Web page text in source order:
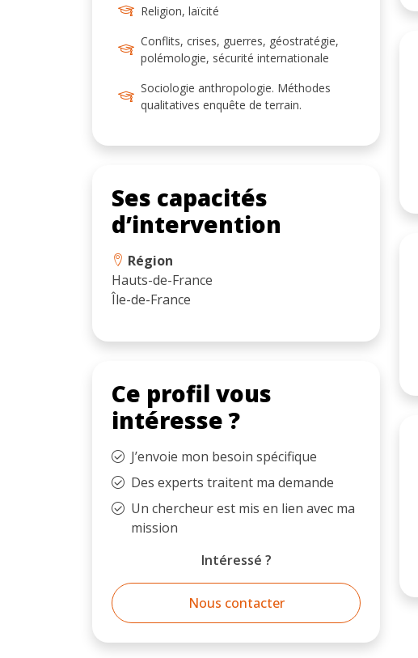
Religion, laïcité
Conflits, crises, guerres, géostratégie,
polémologie, sécurité internationale
Sociologie anthropologie. Méthodes
qualitatives enquête de terrain.
Ses capacités
d’intervention
Région
Hauts-de-France
Île-de-France
Ce profil vous
intéresse ?
J’envoie mon besoin spécifique
Des experts traitent ma demande
Un chercheur est mis en lien avec ma
mission
Intéressé ?
Nous contacter